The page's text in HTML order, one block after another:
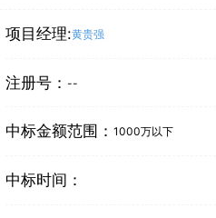
项目经理:黄贵强
注册号： --
中标金额范围： 1000万以下
中标时间：